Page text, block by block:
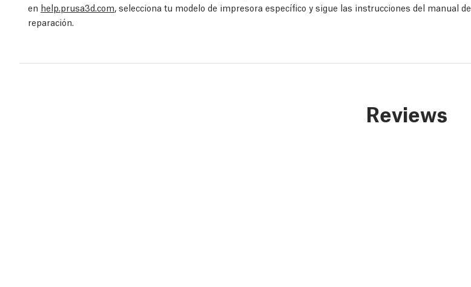
en help.prusa3d.com, selecciona tu modelo de impresora específico y sigue las instrucciones del manual de
reparación.
Reviews